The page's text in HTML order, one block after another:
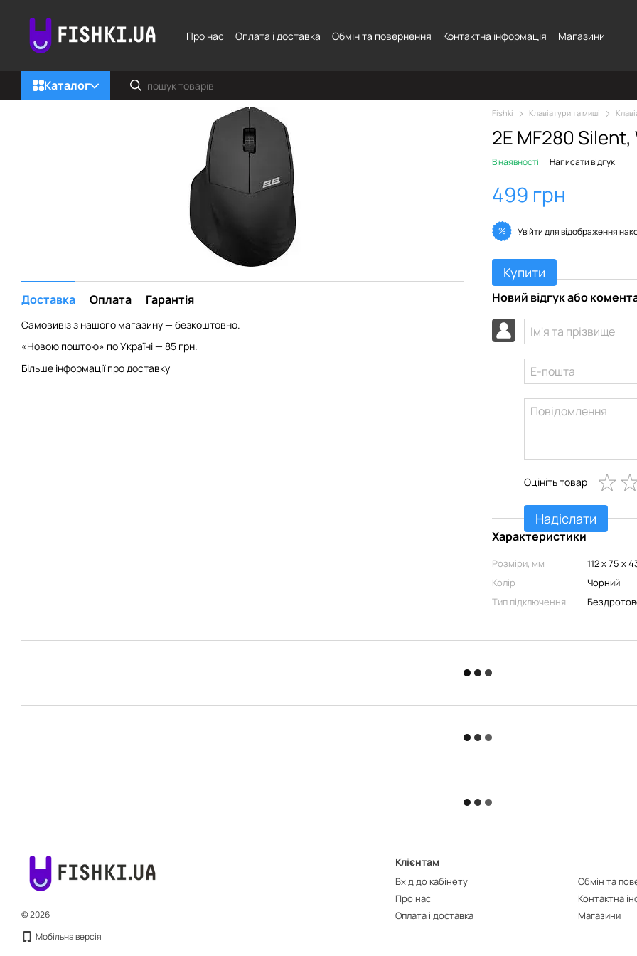
Про нас
Оплата і доставка Обмін та повернення Контактна інформація Магазини
Каталог
Доставка Оплата Гарантія
Самовивіз з нашого магазину — безкоштовно.
«Новою поштою» по Україні — 85 грн.
Більше інформації про доставку
Fishki Клавіатури та миші
2E MF280 Silent,
В наявності Написати відгук
499 грн
% Увійтидля відображення
Купити
Новий відгук або
Оцініть товар
Надіслати
Характеристики
Розміри, мм
112 х 75 х
Колір
Чорний
Тип підключення
© 2026
Мобільна версія
Клієнтам
Вхід до кабінету
Про нас
Оплата і доставка
Обмін та
Контактна
Магазини